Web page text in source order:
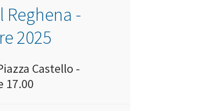
-
2025
Castello -
17.00